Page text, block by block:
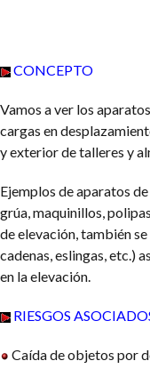
Matriz Premium
CONCEPTO
Vamos a ver los
cargas en
y exterior de talleres y
Ejemplos de aparatos
grúa, maquinillos,
de elevación, también
cadenas, eslingas, etc.)
en la elevación.
RIESGOS
Caída de objetos por